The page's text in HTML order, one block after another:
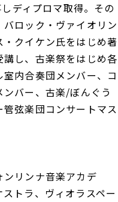
ディプロマ取得。その
ロック・ヴァイオリン
クイケン氏をはじめ著
し、古楽祭をはじめ各
内合奏団メンバー、コ
バー、古楽/ぼんぐう
弦楽団コンサートマス
リンナ音楽アカデ
トラ、ヴィオラスペー